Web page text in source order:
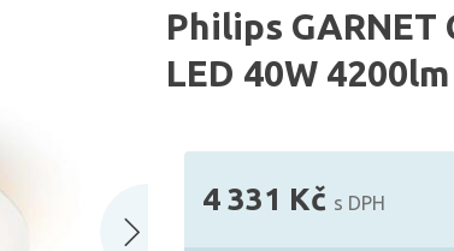
Philips
LED 40W
4 331 Kč s DPH